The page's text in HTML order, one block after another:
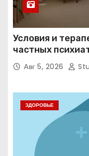
Условия и
частных
Авг 5, 2026
ЗДОРОВЬЕ